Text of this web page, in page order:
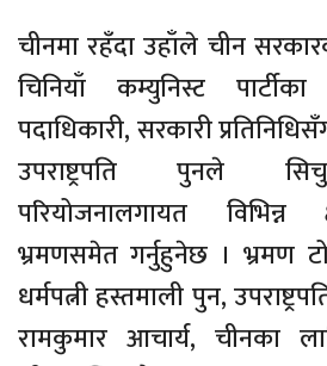
चीनमा रहँदा उहाँले चीन
चिनियाँ कम्युनिस्ट
पदाधिकारी, सरकारी
उपराष्ट्रपति पुनले
परियोजनालगायत
भ्रमणसमेत गर्नुहुनेछ । भ्रमण
धर्मपत्नी हस्तमाली पुन,
रामकुमार आचार्य, चीनका